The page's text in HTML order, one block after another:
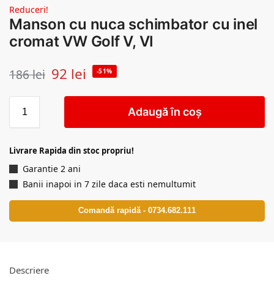
Reduceri!
Manson cu nuca schimbator cu inel
cromat VW Golf V, VI
186lei 92 lei -51%
Adaugă în coș
Livrare Rapida din stoc propriu!
Garantie 2 ani
Banii inapoi in 7 zile daca esti nemultumit
Comandă rapidă - 0734.682.111
Descriere